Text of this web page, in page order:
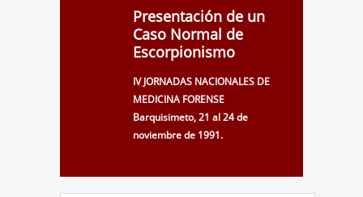
SITIOS DE LA FAMILIA
SOS Telemedicina
SOS Cursos en línea
Videoclases y
videotutoriales
Presentación de un
Caso Normal de
Escorpionismo
IV JORNADAS NACIONALES DE
MEDICINA FORENSE
Barquisimeto, 21 al 24 de
noviembre de 1991.